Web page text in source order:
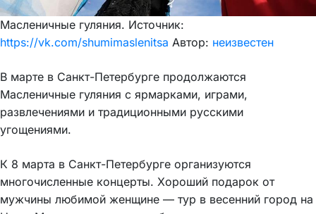
Масленичные гуляния. Источник:
https://vk.com/shumimaslenitsa Автор: неизвестен
В марте в Санкт-Петербурге продолжаются
Масленичные гуляния с ярмарками, играми,
развлечениями и традиционными русскими
угощениями.
К 8 марта в Санкт-Петербурге организуются
многочисленные концерты. Хороший подарок от
мужчины любимой женщине — тур в весенний город на